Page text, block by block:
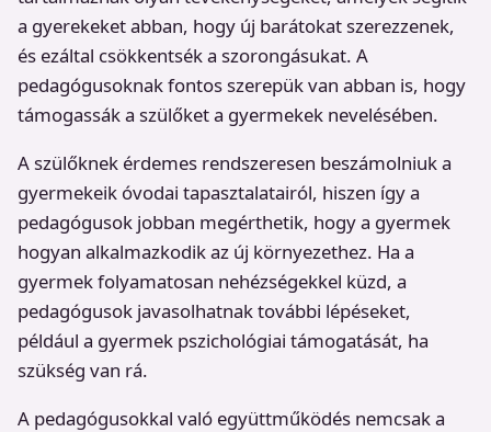
a gyerekeket abban, hogy új barátokat szerezzenek,
és ezáltal csökkentsék a szorongásukat. A
pedagógusoknak fontos szerepük van abban is, hogy
támogassák a szülőket a gyermekek nevelésében.
A szülőknek érdemes rendszeresen beszámolniuk a
gyermekeik óvodai tapasztalatairól, hiszen így a
pedagógusok jobban megérthetik, hogy a gyermek
hogyan alkalmazkodik az új környezethez. Ha a
gyermek folyamatosan nehézségekkel küzd, a
pedagógusok javasolhatnak további lépéseket,
például a gyermek pszichológiai támogatását, ha
szükség van rá.
A pedagógusokkal való együttműködés nemcsak a